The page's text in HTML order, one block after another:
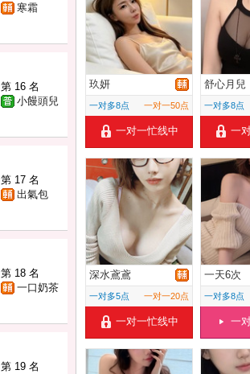
寒霜
第 16 名
小饅頭兒
第 17 名
出氣包
第 18 名
一口奶茶
第 19 名
玖妍
一对多8点 一对一50点
一对一忙线中
舒心月兒
一对多8点
一
深水鳶鳶
一对多5点 一对一20点
一对一忙线中
一天6次
一对多8点
一